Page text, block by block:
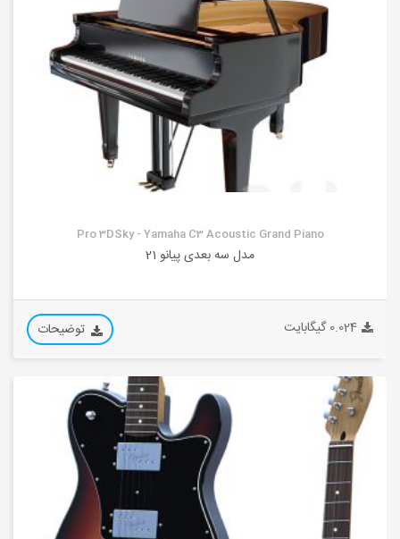
Pro 3DSky - Yamaha C3 Acoustic Grand Piano
مدل سه بعدی پیانو 21
0.024 گیگابایت توضیحات